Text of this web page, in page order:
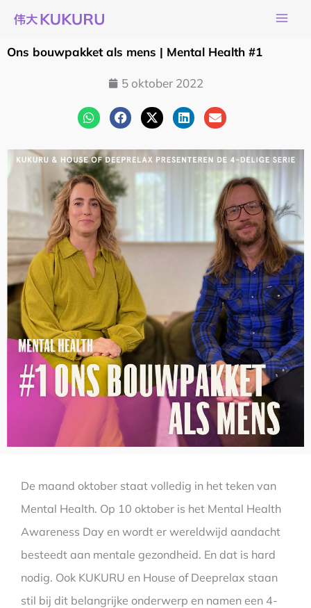
naar
deOns bouwpakket als mens | Mental Health #1
5 oktober 2022
De maand oktober staat volledig in het teken van
Mental Health. Op 10 oktober is het Mental Health
Awareness Day en wordt er wereldwijd aandacht
besteedt aan mentale gezondheid. En dat is hard
nodig. Ook KUKURU en House of Deeprelax staan
stil bij dit belangrijke onderwerp en namen een 4-